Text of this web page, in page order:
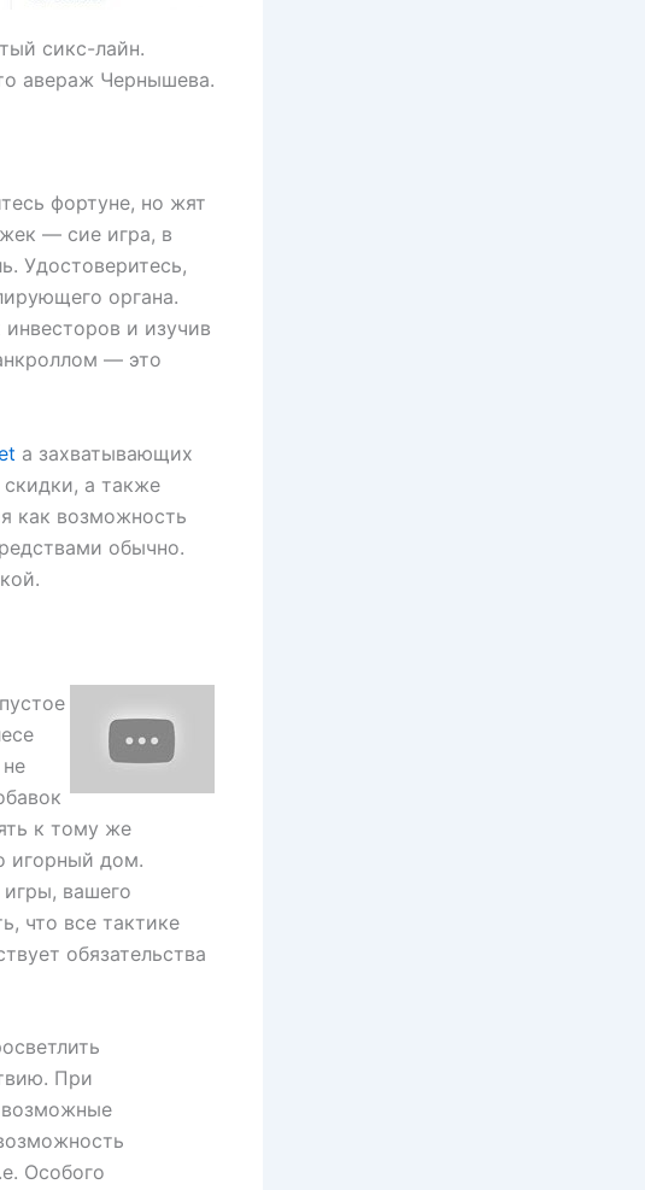
сикс-лайн.
авераж Чернышева.
фортуне, но жят
— сие игра, в
Удостоверитесь,
органа.
и изучив
— это
а захватывающих
скидки, а также
как возможность
обычно.
к тому же
игорный дом.
вашего
что все тактике
обязательства
При
возможные
Особого